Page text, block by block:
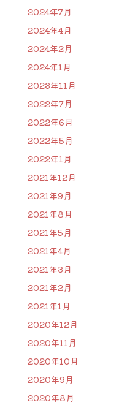
2024年7月
2024年4月
2024年2月
2024年1月
2023年11月
2022年7月
2022年6月
2022年5月
2022年1月
2021年12月
2021年9月
2021年8月
2021年5月
2021年4月
2021年3月
2021年2月
2021年1月
2020年12月
2020年11月
2020年10月
2020年9月
2020年8月